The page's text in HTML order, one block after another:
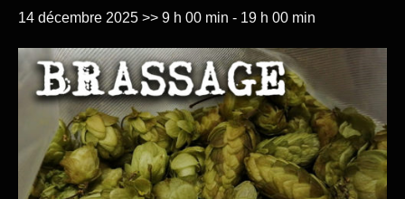
14 décembre 2025 >> 9 h 00 min - 19 h 00 min